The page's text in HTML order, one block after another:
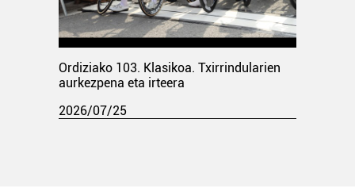
Ordiziako 103. Klasikoa. Txirrindularien
aurkezpena eta irteera
2026/07/25